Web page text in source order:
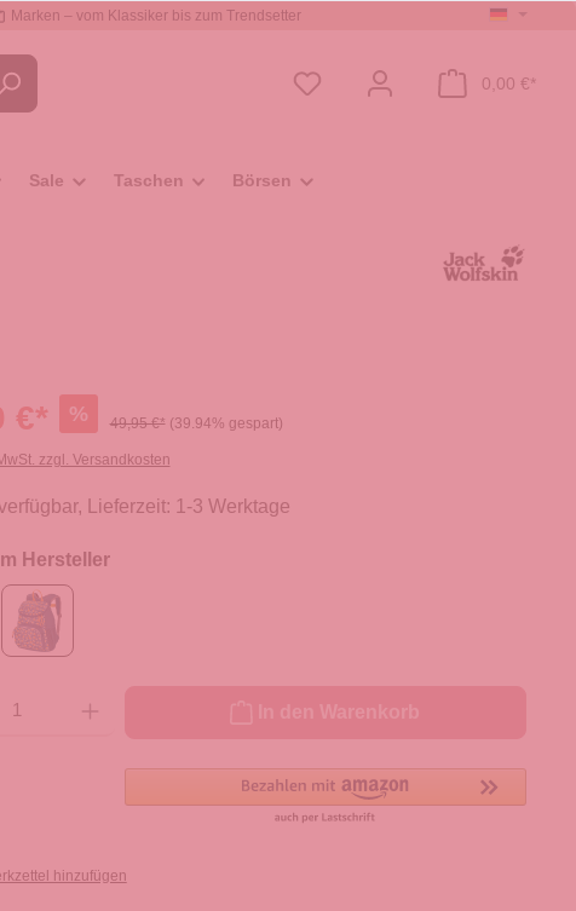
Marken – vom Klassiker bis zum Trendsetter
0,00 €*
Sale Taschen Börsen
€* % 49,95 €* (39.94% gespart)
zzgl. Versandkosten
Lieferzeit: 1-3 Werktage
Hersteller
hinzufügen